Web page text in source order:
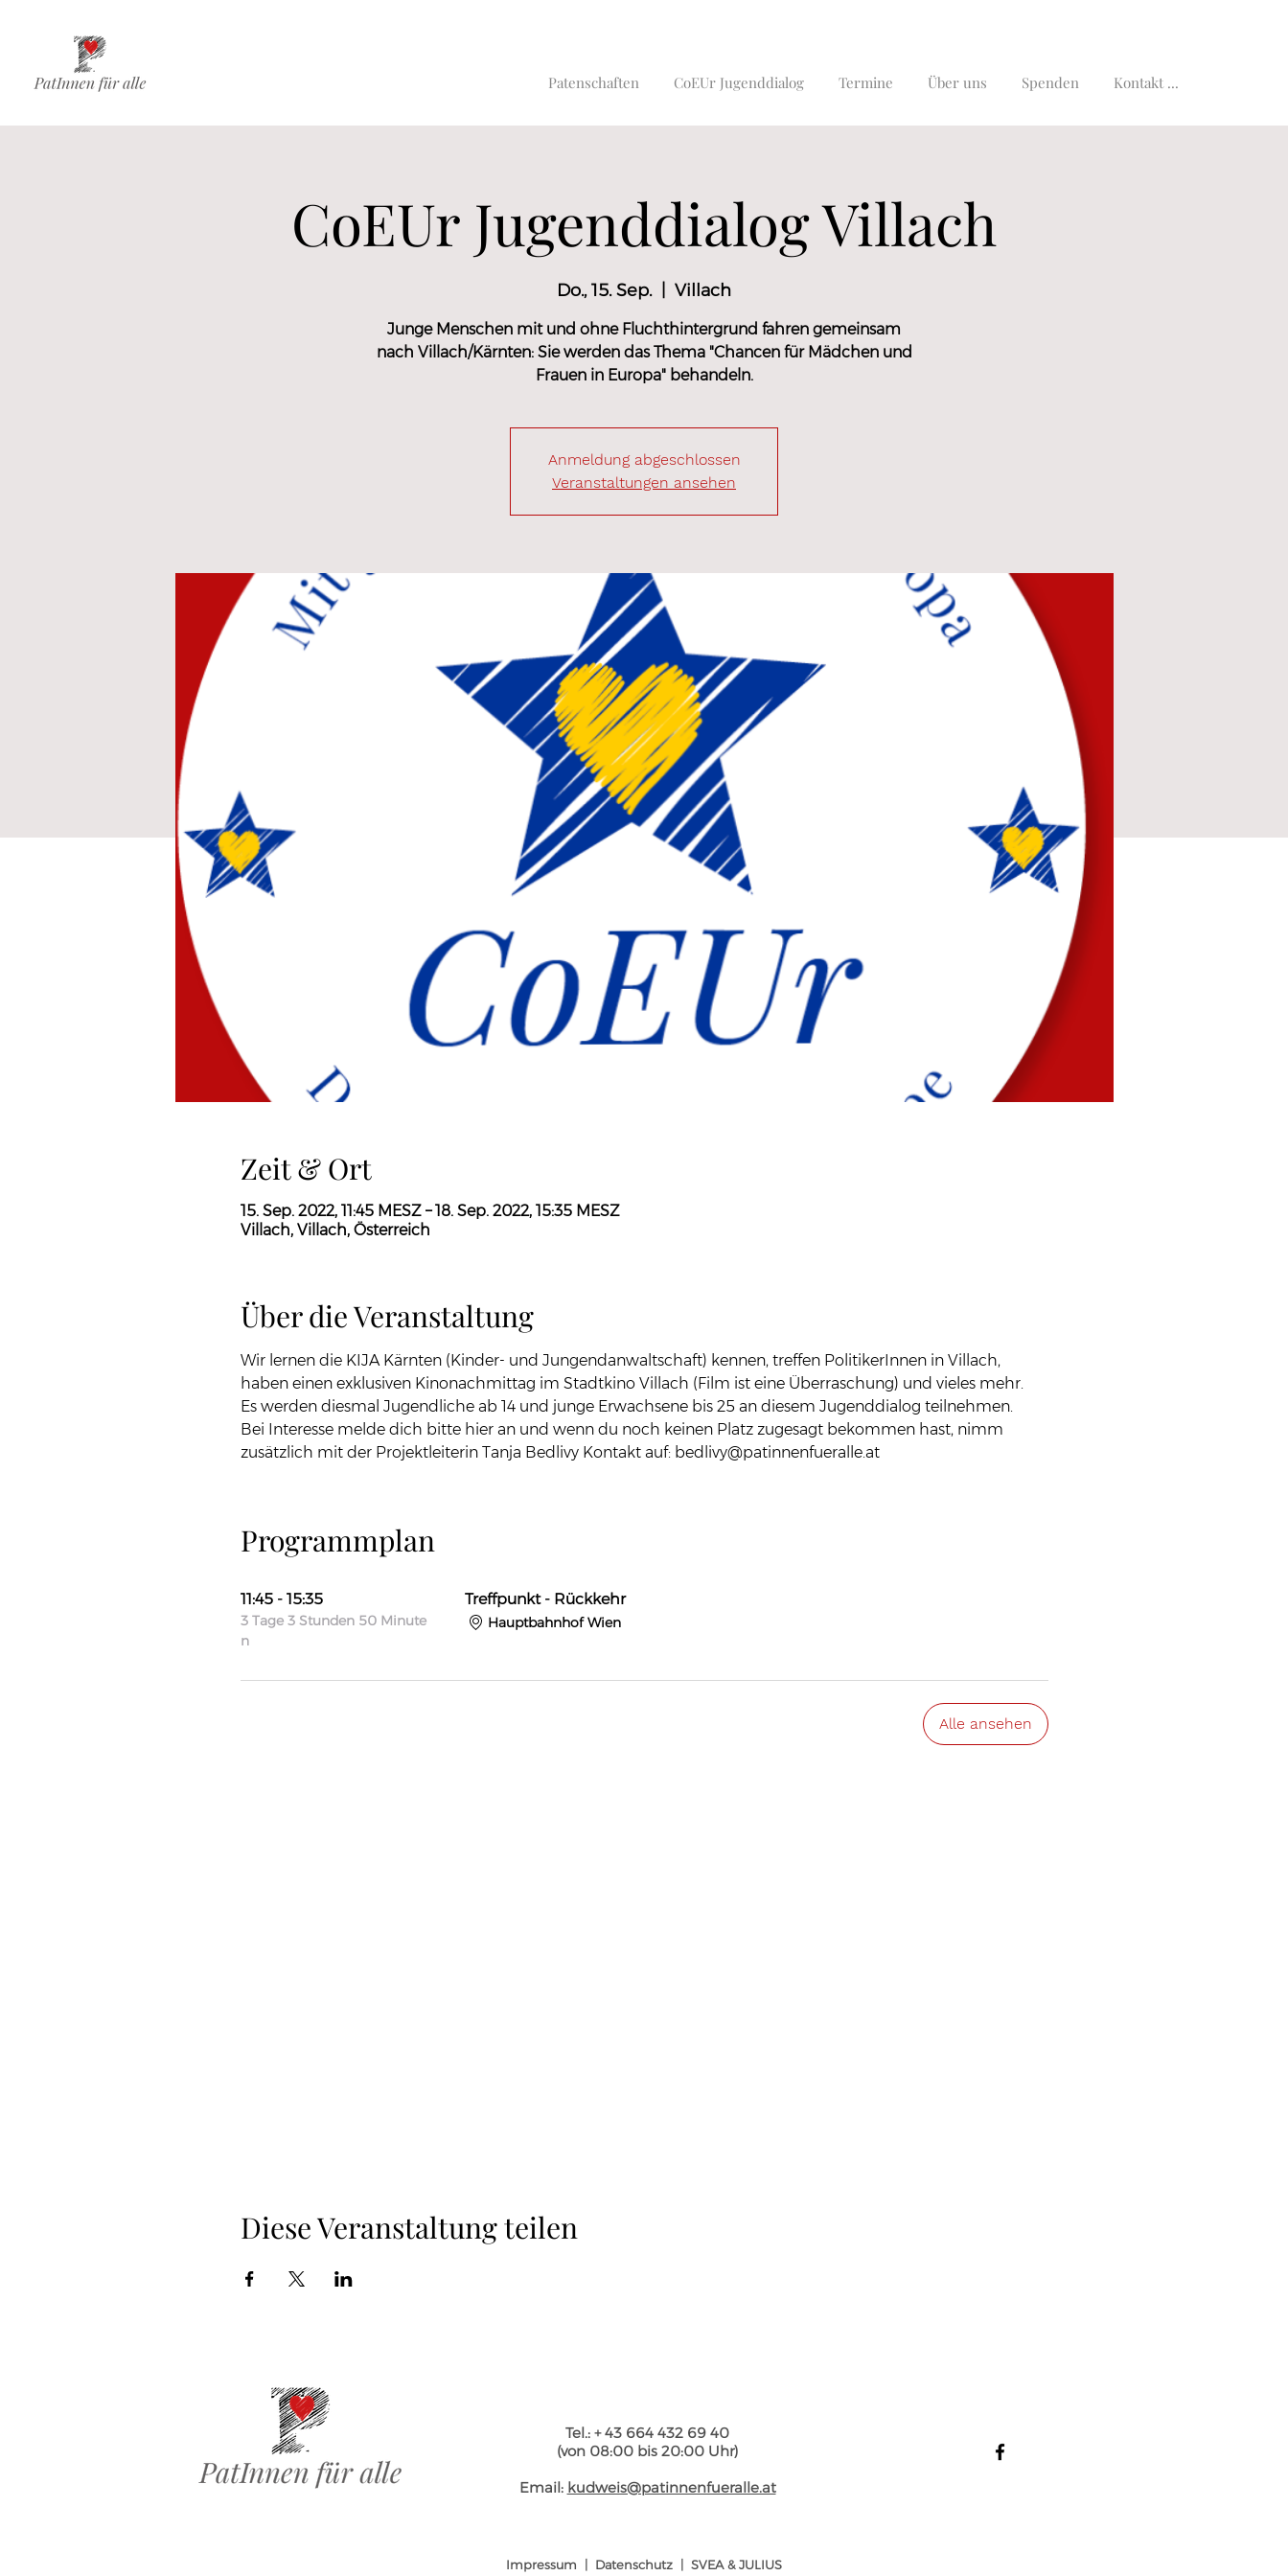
Patenschaften CoEUr Jugenddialog Termine Über uns Spenden Kontakt ...
CoEUr Jugenddialog Villach
Do., 15. Sep.
  |
Villach
Junge Menschen mit und ohne Fluchthintergrund fahren gemeinsam
nach Villach/Kärnten: Sie werden das Thema "Chancen für Mädchen und
Frauen in Europa" behandeln.
Anmeldung abgeschlossen
Veranstaltungen ansehen
Zeit & Ort
15. Sep. 2022, 11:45 MESZ – 18. Sep. 2022, 15:35 MESZ
Villach, Villach, Österreich
Über die Veranstaltung
Wir lernen die KIJA Kärnten (Kinder- und Jungendanwaltschaft) kennen, treffen PolitikerInnen in Villach,
haben einen exklusiven Kinonachmittag im Stadtkino Villach (Film ist eine Überraschung) und vieles mehr.
Es werden diesmal Jugendliche ab 14 und junge Erwachsene bis 25 an diesem Jugenddialog teilnehmen.
Bei Interesse melde dich bitte hier an und wenn du noch keinen Platz zugesagt bekommen hast, nimm
zusätzlich mit der Projektleiterin Tanja Bedlivy Kontakt auf: bedlivy@patinnenfueralle.at
Programmplan
11:45 - 15:35
3 Tage 3 Stunden 50 Minute
n
Treffpunkt - Rückkehr
Hauptbahnhof Wien
Alle ansehen
Diese Veranstaltung teilen
Tel.: + 43 664 432 69 40
(von 08:00 bis 20:00 Uhr)
Email: kudweis@patinnenfueralle.at
Impressum Datenschutz| SVEA & JULIUS